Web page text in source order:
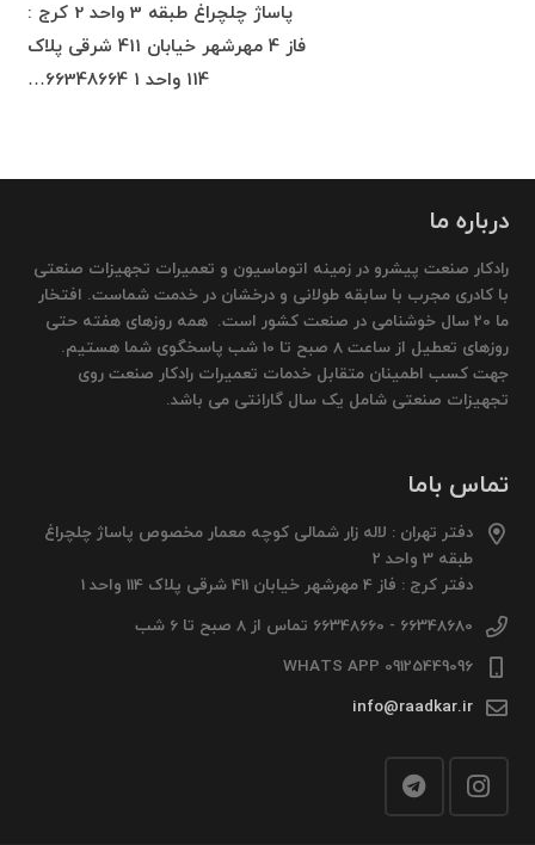
پاساژ چلچراغ طبقه 3 واحد 2 کرج :
فاز 4 مهرشهر خیابان 411 شرقی پلاک
114 واحد 1 66348664…
درباره ما
رادکار صنعت پیشرو در زمینه اتوماسیون و تعمیرات تجهیزات صنعتی
با کادری مجرب با سابقه طولانی و درخشان در خدمت شماست. افتخار
ما 20 سال خوشنامی در صنعت کشور است. همه روزهای هفته حتی
روزهای تعطیل از ساعت 8 صبح تا 10 شب پاسخگوی شما هستیم.
جهت کسب اطمینان متقابل خدمات تعمیرات رادکار صنعت روی
تجهیزات صنعتی شامل یک سال گارانتی می باشد.
تماس باما
دفتر تهران : لاله زار شمالی کوچه معمار مخصوص پاساژ چلچراغ
طبقه 3 واحد 2
دفتر کرج : فاز 4 مهرشهر خیابان 411 شرقی پلاک 114 واحد 1
66348680 - 66348660 تماس از 8 صبح تا 6 شب
09125449096 WHATS APP
info@raadkar.ir